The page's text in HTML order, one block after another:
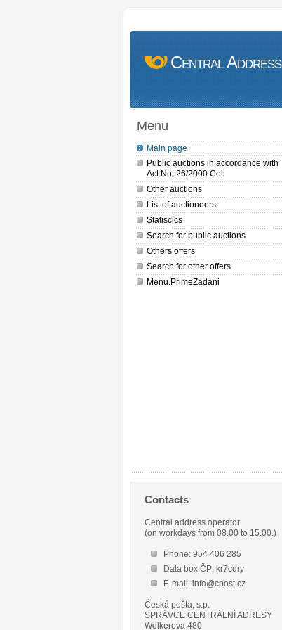
Central Address
Menu
Main page
Public auctions in accordance with
Act No. 26/2000 Coll
Other auctions
List of auctioneers
Statiscics
Search for public auctions
Others offers
Search for other offers
Menu.PrimeZadani
Contacts
Central address operator
(on workdays from 08.00 to 15.00.)
Phone: 954 406 285
Data box ČP: kr7cdry
E-mail: info@cpost.cz
Česká pošta, s.p.
SPRÁVCE CENTRÁLNÍ ADRESY
Wolkerova 480